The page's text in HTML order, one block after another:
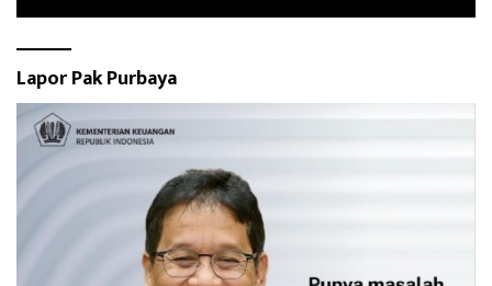
Lapor Pak Purbaya